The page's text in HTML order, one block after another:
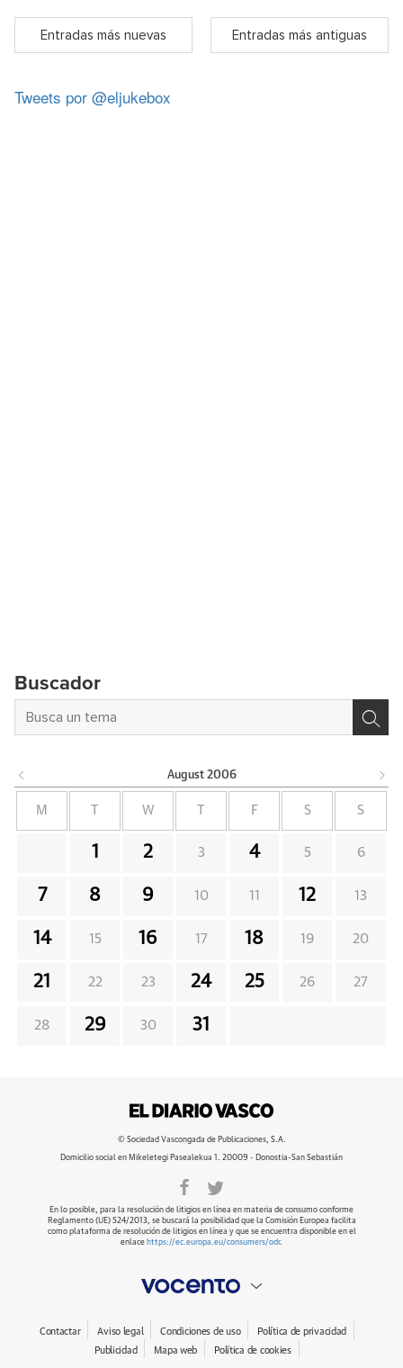
Entradas más nuevas Entradas más antiguas
Tweets por @eljukebox
Buscador
August 2006
M W F S S
1 2 3 4 5 6
7 8 9 10 11 12 13
14 15 16 17 18 19 20
21 22 23 24 25 26 27
28 29 30 31
© Sociedad Vascongada de Publicaciones, S.A.
Domicilio social en Mikeletegi Pasealekua 1. 20009 - Donostia-San Sebastián
En lo posible, para la resolución de litigios en línea en materia de consumo conforme
Reglamento (UE) 524/2013, se buscará la posibilidad que la Comisión Europea facilita
como plataforma de resolución de litigios en línea y que se encuentra disponible en el
enlace https://ec.europa.eu/consumers/odr.
Contactar Aviso legal Condiciones de uso
Política de privacidad
Publicidad
Mapa web Política de cookies